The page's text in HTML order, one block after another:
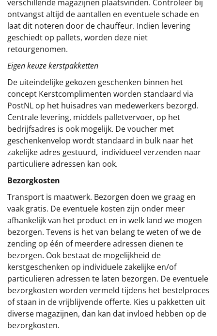
verschillende magazijnen plaatsvinden. Controleer bij
ontvangst altijd de aantallen en eventuele schade en
laat dit noteren door de chauffeur. Indien levering
geschiedt op pallets, worden deze niet
retourgenomen.
Eigen keuze kerstpakketten
De uiteindelijke gekozen geschenken binnen het
concept Kerstcomplimenten worden standaard via
PostNL op het huisadres van medewerkers bezorgd.
Centrale levering, middels palletvervoer, op het
bedrijfsadres is ook mogelijk. De voucher met
geschenkenvelop wordt standaard in bulk naar het
zakelijke adres gestuurd, individueel verzenden naar
particuliere adressen kan ook.
Bezorgkosten
Transport is maatwerk. Bezorgen doen we graag en
vaak gratis. De eventuele kosten zijn onder meer
afhankelijk van het product en in welk land we mogen
bezorgen. Tevens is het van belang te weten of we de
zending op één of meerdere adressen dienen te
bezorgen. Ook bestaat de mogelijkheid de
kerstgeschenken op individuele zakelijke en/of
particulieren adressen te laten bezorgen. De eventuele
bezorgkosten worden vermeld tijdens het bestelproces
of staan in de vrijblijvende offerte. Kies u pakketten uit
diverse magazijnen, dan kan dat invloed hebben op de
bezorgkosten.